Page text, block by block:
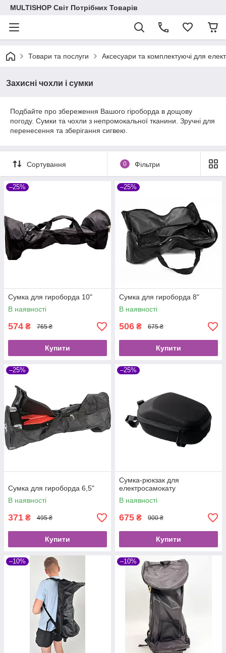
MULTISHOP Світ Потрібних Товарів
Товари та послуги Аксесуари та комплектуючі для
Захисні чохли і сумки
Подбайте про збереження Вашого гіроборда в дощову
погоду. Сумки та чохли з непромокальної тканини. Зручні для
перенесення та зберігання сигвею.
Сортування 0 Фільтри
–25%
Сумка для гироборда 10"
В наявності
574 ₴ 765 ₴
Купити
–25%
Сумка для гироборда 8"
В наявності
506 ₴ 675 ₴
Купити
–25%
Сумка для гироборда 6,5"
В наявності
371 ₴ 495 ₴
Купити
–25%
Сумка-рюкзак для
електросамокату
В наявності
675 ₴ 900 ₴
Купити
–10% –10%